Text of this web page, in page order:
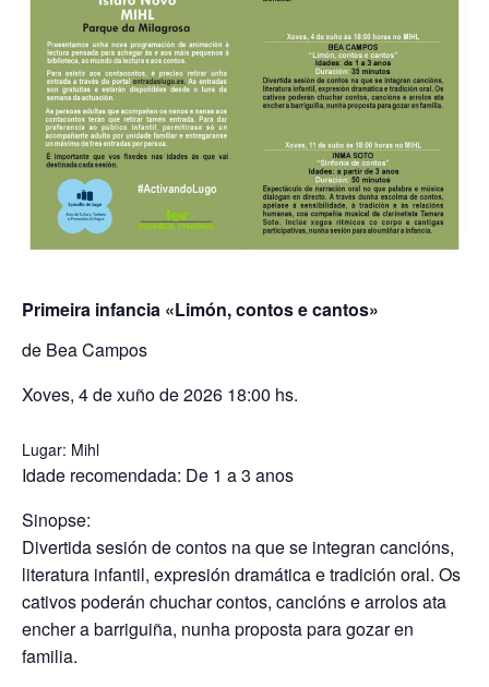
Primeira infancia «Limón, contos e cantos»
de Bea Campos
Xoves, 4 de xuño de 2026 18:00 hs.
Lugar: Mihl
Idade recomendada: De 1 a 3 anos
Sinopse:
Divertida sesión de contos na que se integran cancións,
literatura infantil, expresión dramática e tradición oral. Os
cativos poderán chuchar contos, cancións e arrolos ata
encher a barriguiña, nunha proposta para gozar en
familia.